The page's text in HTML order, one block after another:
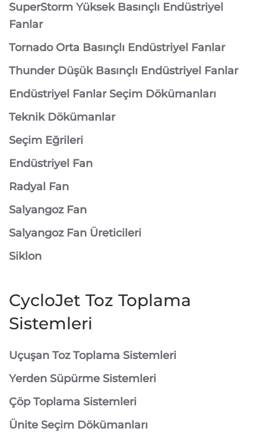
SuperStorm Yüksek Basınçlı Endüstriyel
Fanlar
Tornado Orta Basınçlı Endüstriyel Fanlar
Thunder Düşük Basınçlı Endüstriyel Fanlar
Endüstriyel Fanlar Seçim Dökümanları
Teknik Dökümanlar
Seçim Eğrileri
Endüstriyel Fan
Radyal Fan
Salyangoz Fan
Salyangoz Fan Üreticileri
Siklon
CycloJet Toz Toplama
Sistemleri
⁠Uçuşan Toz Toplama Sistemleri
⁠Yerden Süpürme Sistemleri
⁠Çöp Toplama Sistemleri
Ünite Seçim Dökümanları